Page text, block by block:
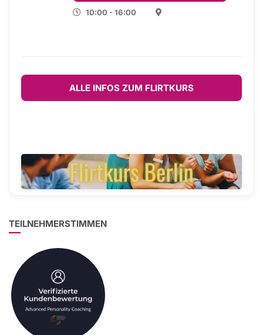
10:00 - 16:00
ALLE INFOS ZUM FLIRTKURS
TEILNEHMERSTIMMEN